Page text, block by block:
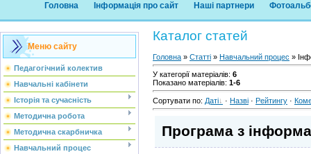
Головна Інформація про сайт Наші партнери
Меню сайту
Педагогічний колектив
Навчальні кабінети
Історія та сучасність
Методична робота
Методична скарбничка
Навчальний процес
Каталог статей
Головна » Статті » Навчальний процес »
У категорії матеріалів: 6
Показано матеріалів: 1-6
Сортувати по: Даті · Назві · Рейтингу ·
Програма з